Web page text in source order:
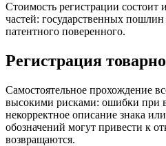
Стоимость регистрации состоит
частей: государственных пошлин
патентного поверенного.
Регистрация
Самостоятельное прохождение
высокими рисками: ошибки при
некорректное описание знака
обозначений могут привести к
возвращаются.